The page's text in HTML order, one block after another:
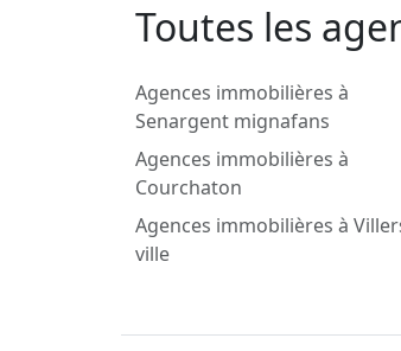
Toutes les
Agences immobilières à
Senargent mignafans
Agences immobilières à
Courchaton
Agences immobilières à
ville